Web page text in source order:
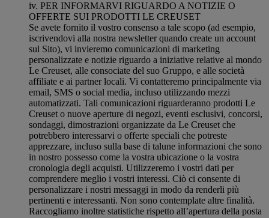
iv. PER INFORMARVI RIGUARDO A NOTIZIE O
OFFERTE SUI PRODOTTI LE CREUSET
Se avete fornito il vostro consenso a tale scopo (ad esempio,
iscrivendovi alla nostra newsletter quando create un account
sul Sito), vi invieremo comunicazioni di marketing
personalizzate e notizie riguardo a iniziative relative al mondo
Le Creuset, alle consociate del suo Gruppo, e alle società
affiliate e ai partner locali. Vi contatteremo principalmente via
email, SMS o social media, incluso utilizzando mezzi
automatizzati. Tali comunicazioni riguarderanno prodotti Le
Creuset o nuove aperture di negozi, eventi esclusivi, concorsi,
sondaggi, dimostrazioni organizzate da Le Creuset che
potrebbero interessarvi o offerte speciali che potreste
apprezzare, incluso sulla base di talune informazioni che sono
in nostro possesso come la vostra ubicazione o la vostra
cronologia degli acquisti. Utilizzeremo i vostri dati per
comprendere meglio i vostri interessi. Ciò ci consente di
personalizzare i nostri messaggi in modo da renderli più
pertinenti e interessanti. Non sono contemplate altre finalità.
Raccogliamo inoltre statistiche rispetto all’apertura della posta